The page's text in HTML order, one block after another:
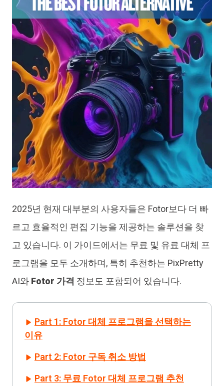
2025년 현재 대부분의 사용자들은 Fotor보다 더 빠
르고 효율적인 편집 기능을 제공하는 솔루션을 찾
고 있습니다. 이 가이드에서는 무료 및 유료 대체 프
로그램을 모두 소개하며, 특히 추천하는 PixPretty
AI와 Fotor 가격 정보도 포함되어 있습니다.
Part 1: Fotor 대체 프로그램을 선택하는
이유
Part 2: Fotor 구독 취소 방법
Part 3: 무료 Fotor 대체 프로그램 추천